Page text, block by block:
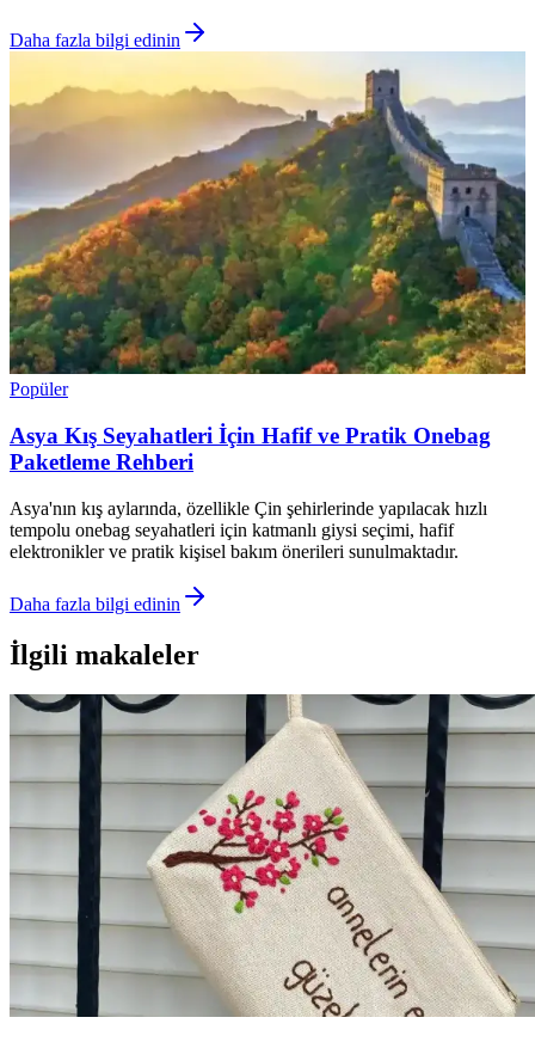
Daha fazla bilgi edinin
Popüler
Asya Kış Seyahatleri İçin Hafif ve Pratik Onebag
Paketleme Rehberi
Asya'nın kış aylarında, özellikle Çin şehirlerinde yapılacak hızlı
tempolu onebag seyahatleri için katmanlı giysi seçimi, hafif
elektronikler ve pratik kişisel bakım önerileri sunulmaktadır.
Daha fazla bilgi edinin
İlgili makaleler